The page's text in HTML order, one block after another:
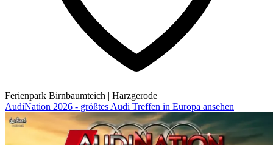
Ferienpark Birnbaumteich | Harzgerode
AudiNation 2026 - größtes Audi Treffen in Europa ansehen